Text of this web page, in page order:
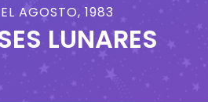
AGOSTO, 1983
LUNARES